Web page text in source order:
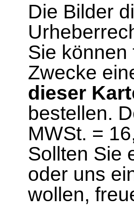
Die Bilder
Sie
Zwecke
dieser
bestellen.
MWSt. =
Sollten Sie
oder uns
wollen,